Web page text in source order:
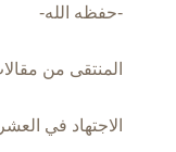
-حفظه الله-
المنتقى من
الاجتهاد في